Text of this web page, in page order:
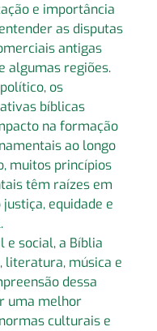
e importância
as disputas
antigas
algumas regiões.
os
bíblicas
na formação
ao longo
muitos princípios
têm raízes em
equidade e
e social, a Bíblia
literatura, música e
dessa
uma melhor
culturais e